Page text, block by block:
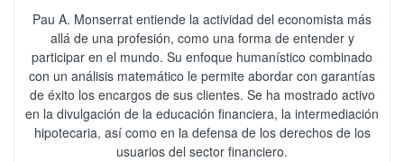
Pau A. Monserrat entiende la actividad del economista más
allá de una profesión, como una forma de entender y
participar en el mundo. Su enfoque humanístico combinado
con un análisis matemático le permite abordar con garantías
de éxito los encargos de sus clientes. Se ha mostrado activo
en la divulgación de la educación financiera, la intermediación
hipotecaria, así como en la defensa de los derechos de los
usuarios del sector financiero.